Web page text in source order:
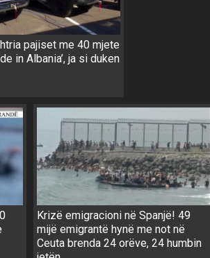
pajiset me 40 mjete
in Albania’, ja si duken
Krizë emigracioni në Spanjë! 49
mijë emigrantë hynë me not në
Ceuta brenda 24 orëve, 24 humbin